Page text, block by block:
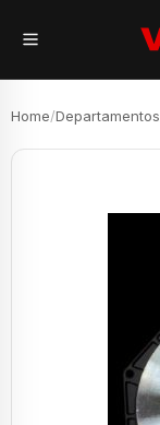
Home/Departamentos